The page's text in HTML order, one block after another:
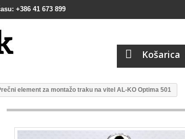
+386 41 673 899
Košarica
element za montažo traku na vitel AL-KO Optima 501